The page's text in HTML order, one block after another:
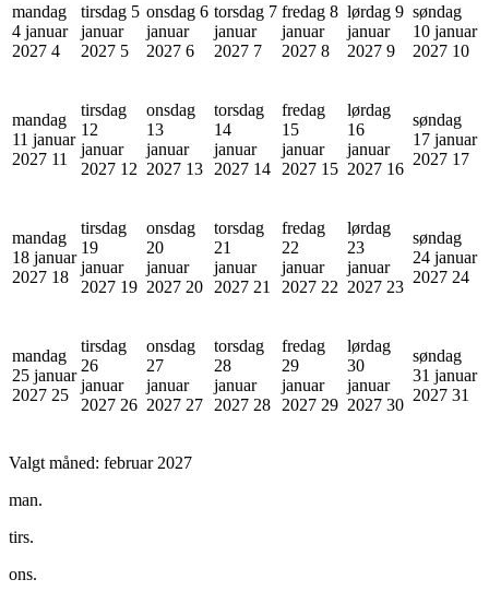
mandag
4 januar
2027 4
tirsdag 5
januar
2027 5
onsdag 6
januar
2027 6
torsdag 7
januar
2027 7
fredag 8
januar
2027 8
lørdag 9
januar
2027 9
søndag
10 januar
2027 10
mandag
11 januar
2027 11
tirsdag
12
januar
2027 12
onsdag
13
januar
2027 13
torsdag
14
januar
2027 14
fredag
15
januar
2027 15
lørdag
16
januar
2027 16
søndag
17 januar
2027 17
mandag
18 januar
2027 18
tirsdag
19
januar
2027 19
onsdag
20
januar
2027 20
torsdag
21
januar
2027 21
fredag
22
januar
2027 22
lørdag
23
januar
2027 23
søndag
24 januar
2027 24
mandag
25 januar
2027 25
tirsdag
26
januar
2027 26
onsdag
27
januar
2027 27
torsdag
28
januar
2027 28
fredag
29
januar
2027 29
lørdag
30
januar
2027 30
søndag
31 januar
2027 31
Valgt måned: februar 2027
man.
tirs.
ons.